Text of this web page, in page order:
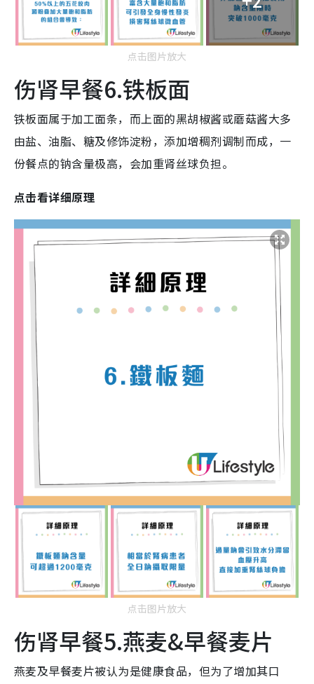
点击图片放大
伤肾早餐6.铁板面
铁板面属于加工面条，而上面的黑胡椒酱或蘑菇酱大多
由盐、油脂、糖及修饰淀粉，添加增稠剂调制而成，一
份餐点的钠含量极高，会加重肾丝球负担。
点击看详细原理
点击图片放大
伤肾早餐5.燕麦&早餐麦片
燕麦及早餐麦片被认为是健康食品，但为了增加其口